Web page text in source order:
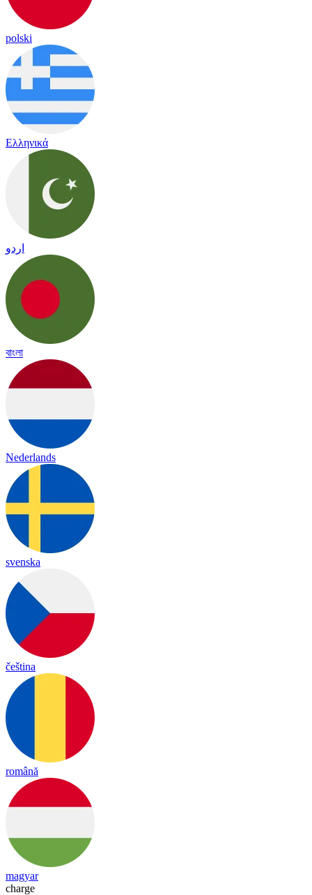
polski
Ελληνικά
اردو
বাংলা
Nederlands
svenska
čeština
română
magyar
charge